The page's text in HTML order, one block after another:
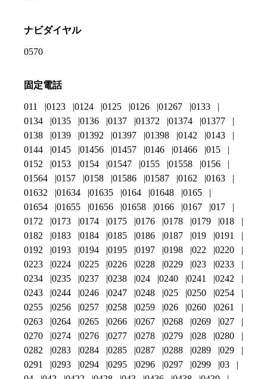
ナビダイヤル
0570
固定電話
011 0123 0124 0125 0126 01267
0133
0134
0135 0136 0137 01372 01374
01377
0138
0139 01392 01397 01398 0142
0143
0144
0145 01456 01457 0146 01466
015
0152
0153 0154 01547 0155 01558
0156
01564
0157 0158 01586 01587 0162
0163
01632
01634 01635 0164 01648
0165
01654
01655 01656 01658 0166 0167
017
0172
0173 0174 0175 0176 0178 0179
018
0182
0183 0184 0185 0186 0187 019
0191
0192
0193 0194 0195 0197 0198 022
0220
0223
0224 0225 0226 0228 0229 023
0233
0234
0235 0237 0238 024 0240 0241
0242
0243
0244 0246 0247 0248 025 0250
0254
0255
0256 0257 0258 0259 026 0260
0261
0263
0264 0265 0266 0267 0268 0269
027
0270
0274 0276 0277 0278 0279 028
0280
0282
0283 0284 0285 0287 0288 0289
029
0291
0293 0294 0295 0296 0297 0299
03